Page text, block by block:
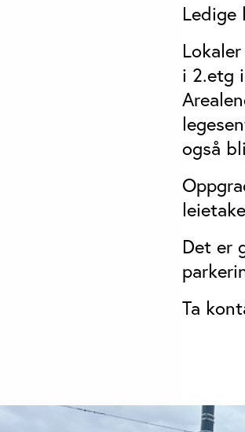
Ledige
i 2.etg
også
Det er
Ta